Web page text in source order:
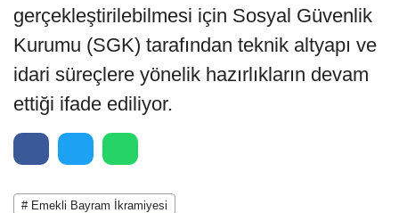
gerçekleştirilebilmesi için Sosyal Güvenlik
Kurumu (SGK) tarafından teknik altyapı ve
idari süreçlere yönelik hazırlıkların devam
ettiği ifade ediliyor.
# Emekli Bayram İkramiyesi